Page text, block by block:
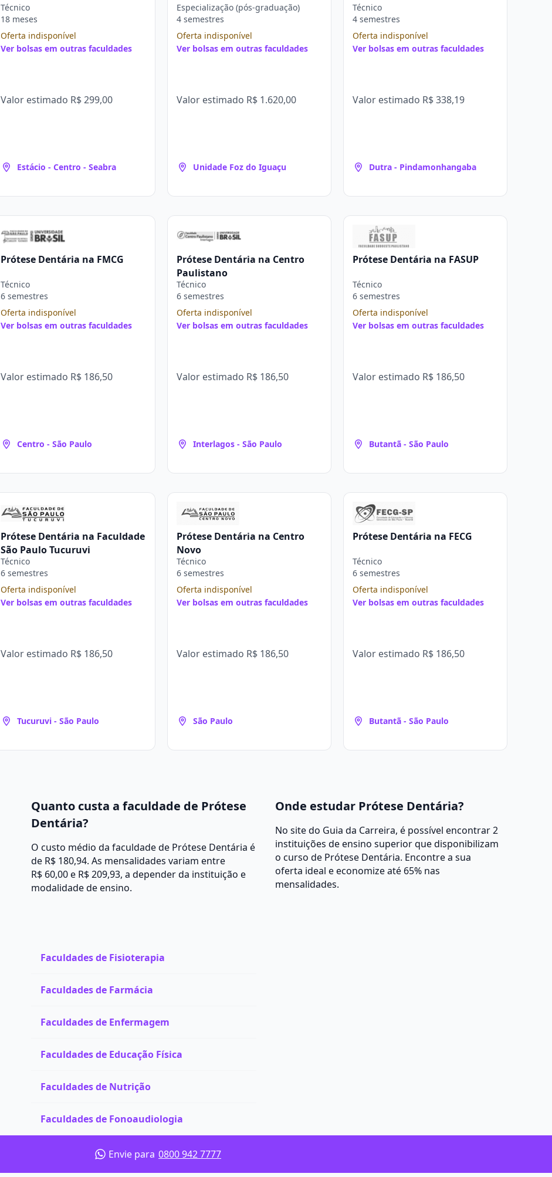
Técnico
18 meses
Oferta indisponível
Ver bolsas em outras faculdades
Valor estimado R$ 299,00
Estácio - Centro - Seabra
Especialização (pós-graduação)
4 semestres
Oferta indisponível
Ver bolsas em outras faculdades
Valor estimado R$ 1.620,00
Unidade Foz do Iguaçu
Técnico
4 semestres
Oferta indisponível
Ver bolsas em outras faculdades
Valor estimado R$ 338,19
Dutra - Pindamonhangaba
Prótese Dentária na FMCG
Técnico
6 semestres
Oferta indisponível
Ver bolsas em outras faculdades
Valor estimado R$ 186,50
Centro - São Paulo
Prótese Dentária na Centro
Paulistano
Técnico
6 semestres
Oferta indisponível
Ver bolsas em outras faculdades
Valor estimado R$ 186,50
Interlagos - São Paulo
Prótese Dentária na FASUP
Técnico
6 semestres
Oferta indisponível
Ver bolsas em outras faculdades
Valor estimado R$ 186,50
Butantã - São Paulo
Prótese Dentária na Faculdade
São Paulo Tucuruvi
Técnico
6 semestres
Oferta indisponível
Ver bolsas em outras faculdades
Valor estimado R$ 186,50
Tucuruvi - São Paulo
Prótese Dentária na Centro
Novo
Técnico
6 semestres
Oferta indisponível
Ver bolsas em outras faculdades
Valor estimado R$ 186,50
São Paulo
Prótese Dentária na FECG
Técnico
6 semestres
Oferta indisponível
Ver bolsas em outras faculdades
Valor estimado R$ 186,50
Butantã - São Paulo
Quanto custa a faculdade de Prótese
Dentária?
O custo médio da faculdade de Prótese Dentária é
de R$ 180,94. As mensalidades variam entre
R$ 60,00 e R$ 209,93, a depender da instituição e
modalidade de ensino.
Onde estudar Prótese Dentária?
No site do Guia da Carreira, é possível encontrar 2
instituições de ensino superior que disponibilizam
o curso de Prótese Dentária. Encontre a sua
oferta ideal e economize até 65% nas
mensalidades.
Faculdades de Fisioterapia
Faculdades de Farmácia
Faculdades de Enfermagem
Faculdades de Educação Física
Faculdades de Nutrição
Faculdades de Fonoaudiologia
Envie para 0800 942 7777